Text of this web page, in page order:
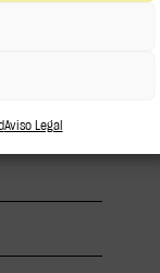
Aviso Legal